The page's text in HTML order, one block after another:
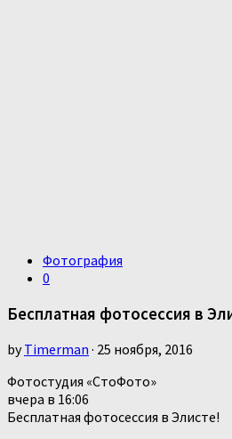
Фотография
0
Бесплатная фотосессия в
byTimerman · 25 ноября, 2016
Фотостудия «СтоФото»
вчера в 16:06
Бесплатная фотосессия в Элисте!